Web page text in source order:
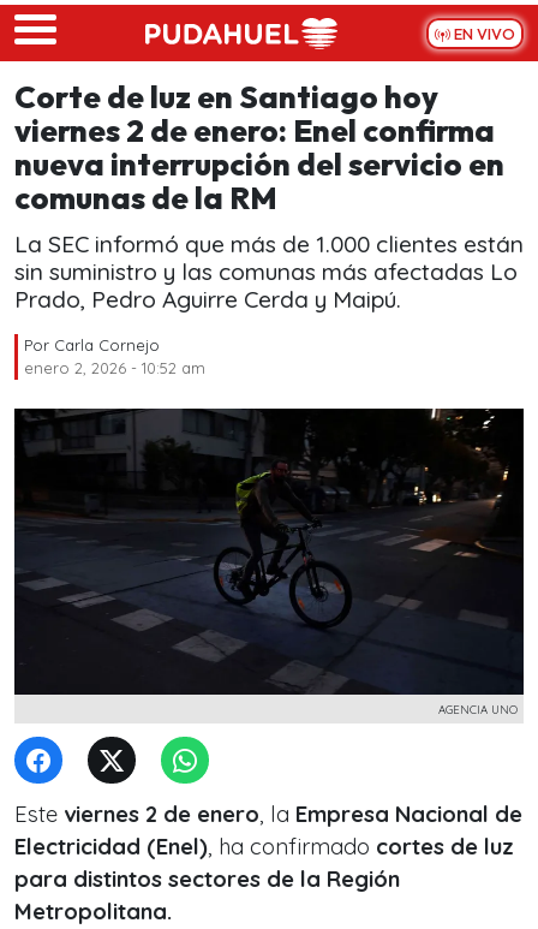
Skip to main content
EN VIVO
Corte de luz en Santiago hoy
viernes 2 de enero: Enel confirma
nueva interrupción del servicio en
comunas de la RM
La SEC informó que más de 1.000 clientes están
sin suministro y las comunas más afectadas Lo
Prado, Pedro Aguirre Cerda y Maipú.
Por Carla Cornejo
enero 2, 2026 - 10:52 am
AGENCIA UNO
Este viernes 2 de enero, la Empresa Nacional de
Electricidad (Enel), ha confirmado cortes de luz
para distintos sectores de la Región
Metropolitana.